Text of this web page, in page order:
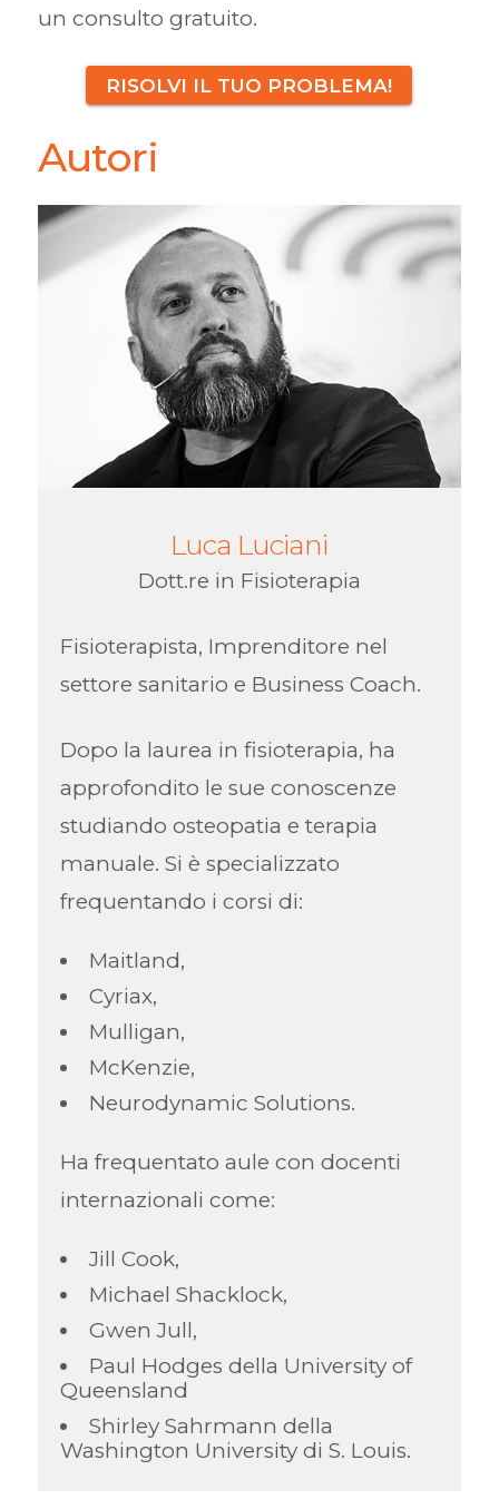
un consulto gratuito.
RISOLVI IL TUO PROBLEMA!
Autori
Luca Luciani
Dott.re in Fisioterapia
Fisioterapista, Imprenditore nel
settore sanitario e Business Coach.
Dopo la laurea in fisioterapia, ha
approfondito le sue conoscenze
studiando osteopatia e terapia
manuale. Si è specializzato
frequentando i corsi di:
Maitland,
Cyriax,
Mulligan,
McKenzie,
Neurodynamic Solutions.
Ha frequentato aule con docenti
internazionali come:
Jill Cook,
Michael Shacklock,
Gwen Jull,
Paul Hodges della University of
Queensland
Shirley Sahrmann della
Washington University di S. Louis.